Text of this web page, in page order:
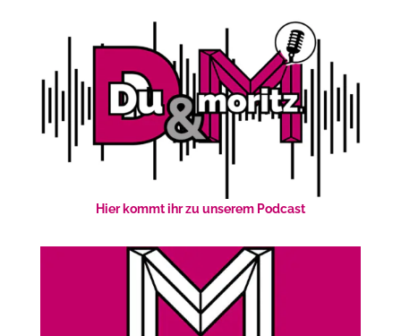
Hier kommt ihr zu unserem Podcast